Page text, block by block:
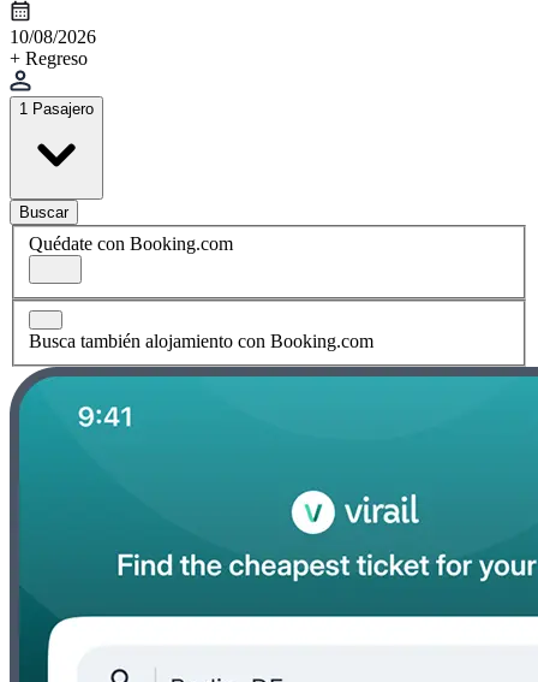
10/08/2026
+ Regreso
1 Pasajero
Buscar
Quédate con Booking.com
Busca también alojamiento con Booking.com